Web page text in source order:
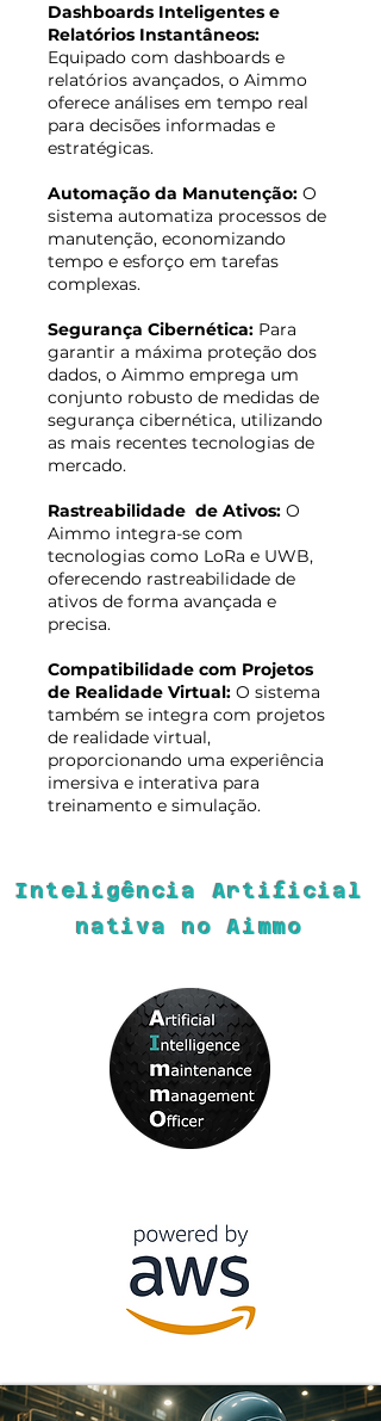
Dashboards Inteligentes e
Relatórios Instantâneos:
Equipado com dashboards e
relatórios avançados, o Aimmo
oferece análises em tempo real
para decisões informadas e
estratégicas.
Automação da Manutenção: O
sistema automatiza processos de
manutenção, economizando
tempo e esforço em tarefas
complexas.
Segurança Cibernética: Para
garantir a máxima proteção dos
dados, o Aimmo emprega um
conjunto robusto de medidas de
segurança cibernética, utilizando
as mais recentes tecnologias de
mercado.
Rastreabilidade de Ativos: O
Aimmo integra-se com
tecnologias como LoRa e UWB,
oferecendo rastreabilidade de
ativos de forma avançada e
precisa.
Compatibilidade com Projetos
de Realidade Virtual: O sistema
também se integra com projetos
de realidade virtual,
proporcionando uma experiência
imersiva e interativa para
treinamento e simulação.
Inteligência Artificial
nativa no Aimmo